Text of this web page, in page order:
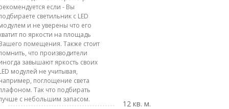
если - Вы
светильник с LED
и не уверены что его
по яркости на площадь
помещения. Также стоит
что производители
завышают яркость своих
модулей не учитывая,
поглощение света
Так что подбирать
с небольшим запасом.
12 кв. м.